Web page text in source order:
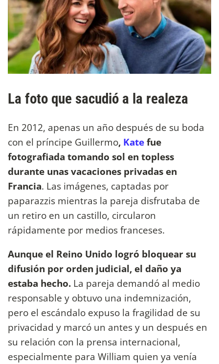
La foto que sacudió a la realeza
En 2012, apenas un año después de su boda
con el príncipe Guillermo, Katefue
fotografiada tomando sol en topless
durante unas vacaciones privadas en
Francia. Las imágenes, captadas por
paparazzis mientras la pareja disfrutaba de
un retiro en un castillo, circularon
rápidamente por medios franceses.
Aunque el Reino Unido logró bloquear su
difusión por orden judicial, el daño ya
estaba hecho. La pareja demandó al medio
responsable y obtuvo una indemnización,
pero el escándalo expuso la fragilidad de su
privacidad y marcó un antes y un después en
su relación con la prensa internacional,
especialmente para William quien ya venía